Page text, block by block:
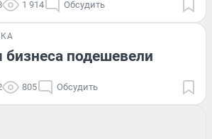
1 914 Обсудить
подешевели
805 Обсудить